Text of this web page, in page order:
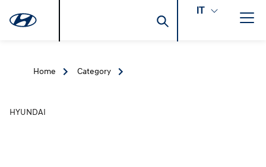
IT
Home Category
HYUNDAI